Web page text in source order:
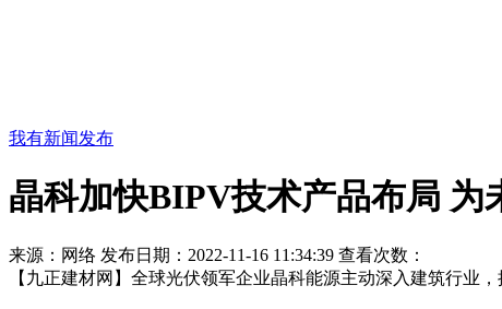
我有新闻发布
晶科加快BIPV技术产品布局 为
来源：网络 发布日期：2022-11-16 11:34:39 查看次数：
【九正建材网】全球光伏领军企业晶科能源主动深入建筑行业